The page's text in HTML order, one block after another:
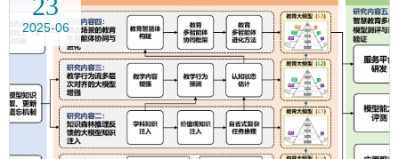
优化策略，以及面向深层知识构建的支架调节及资源
服务策略；研究相关资源共建共创协同机制，构建资
源共建共享支撑平台；进而，构建基于智能体协作的
人机共生智能协作支撑服务系统。......
23
2025-06